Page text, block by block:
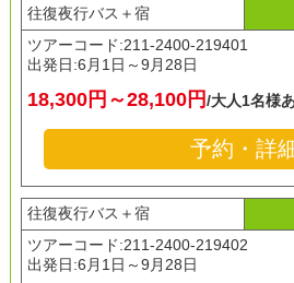
往復夜行バス＋宿
ツアーコード:211-2400-219401
出発日:6月1日～9月28日
18,300円～28,100円/大人1名様
予約・詳
往復夜行バス＋宿
ツアーコード:211-2400-219402
出発日:6月1日～9月28日